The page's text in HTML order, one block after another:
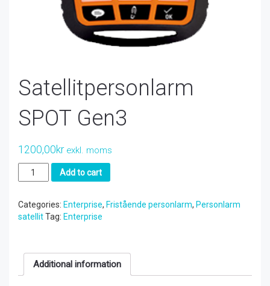
Satellitpersonlarm
SPOT Gen3
1200,00kr exkl. moms
Satellitpersonlarm
SPOT
quantity
Add to cart
Categories: Enterprise, Fristående personlarm, Personlarm
satellitTag: Enterprise
Additional information